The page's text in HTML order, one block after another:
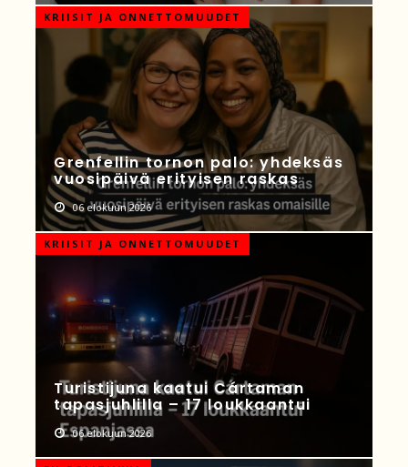
KRIISIT JA ONNETTOMUUDET
Grenfellin tornon palo: yhdeksäs
vuosipäivä erityisen raskas
06 elokuun 2026
KRIISIT JA ONNETTOMUUDET
Turistijuna kaatui Cártaman
tapasjuhlilla – 17 loukkaantui
06 elokuun 2026